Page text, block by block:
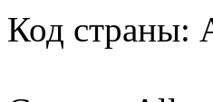
Код страны: